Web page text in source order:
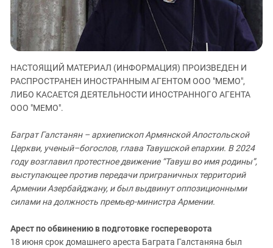
ЗАСТАВЛЯЕТ
КАВКАЗ ЗА ПАЛЕСТИНУ
ИНАКОМЫСЛИЕ В ЧЕЧНЕ
ПРЕСЛЕДОВАНИЕ АКТИВИСТОВ
МОБИЛИЗАЦИЯ И ПРОТЕСТЫ
Дагестан
Ингушетия
Кабардино-Балкария
Калмыкия
Карачаево-Черкесия
Краснодарский край
Российская Федерация
Ростовская область
Северная Осетия - Алания
СКФО
Чечня
НАСТОЯЩИЙ МАТЕРИАЛ (ИНФОРМАЦИЯ) ПРОИЗВЕДЕН И
РАСПРОСТРАНЕН ИНОСТРАННЫМ АГЕНТОМ ООО "МЕМО",
ЛИБО КАСАЕТСЯ ДЕЯТЕЛЬНОСТИ ИНОСТРАННОГО АГЕНТА
ООО "МЕМО".
Баграт Галстанян – архиепископ Армянской Апостольской
Церкви, ученый–богослов, глава Тавушской епархии. В 2024
году возглавил протестное движение “Тавуш во имя родины”,
выступающее против передачи приграничных территорий
Армении Азербайджану, и был выдвинут оппозиционными
силами на должность премьер-министра Армении.
Арест по обвинению в подготовке госпереворота
18 июня срок домашнего ареста Баграта Галстаняна был